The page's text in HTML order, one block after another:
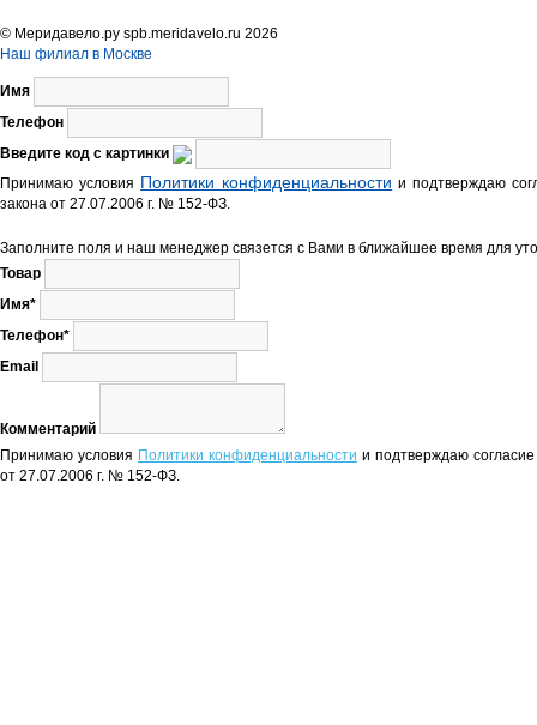
© Меридавело.ру spb.meridavelo.ru 2026
Наш филиал в Москве
Имя
Телефон
Введите код с картинки
Принимаю условия Политики конфиденциальности и подтверждаю
закона от 27.07.2006 г. № 152-ФЗ.
Заполните поля и наш менеджер связется с Вами в ближайшее время для
Товар
Имя*
Телефон*
Email
Комментарий
Принимаю условия Политики конфиденциальности и подтверждаю
от 27.07.2006 г. № 152-ФЗ.